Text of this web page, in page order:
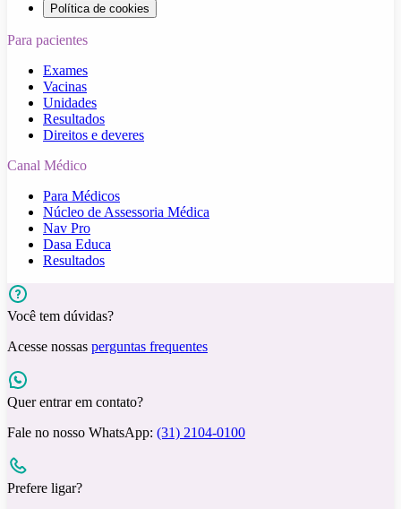
Política de cookies
Para pacientes
Exames
Vacinas
Unidades
Resultados
Direitos e deveres
Canal Médico
Para Médicos
Núcleo de Assessoria Médica
Nav Pro
Dasa Educa
Resultados
Você tem dúvidas?
Acesse nossas perguntas frequentes
Quer entrar em contato?
Fale no nosso WhatsApp: (31) 2104-0100
Prefere ligar?